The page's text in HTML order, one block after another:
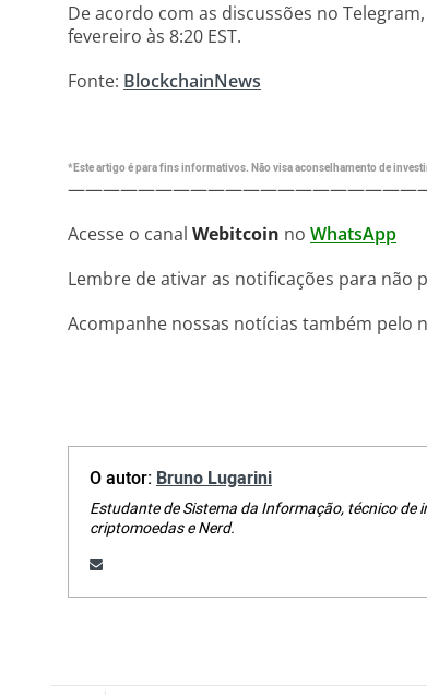
De acordo com as discussões no
fevereiro às 8:20 EST.
Fonte: BlockchainNews
*Este artigo é para fins informativos. Não visa aconselhamento de
Acesse o canal Webitcoin no WhatsApp
Lembre de ativar as notificações para não
Acompanhe nossas notícias também pelo
O autor:Bruno Lugarini
Estudante de Sistema da Informação, técnico
criptomoedas e Nerd.